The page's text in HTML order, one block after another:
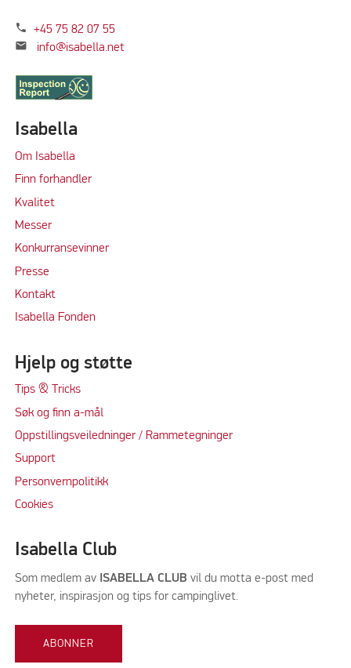
phone +45 75 82 07 55
mail info@isabella.net
Isabella
Om Isabella
Finn forhandler
Kvalitet
Messer
Konkurransevinner
Presse
Kontakt
Isabella Fonden
Hjelp og støtte
Tips & Tricks
Søk og finn a-mål
Oppstillingsveiledninger / Rammetegninger
Support
Personvernpolitikk
Cookies
Isabella Club
Som medlem avISABELLA CLUB vil du motta e-post med
nyheter, inspirasjon og tips for campinglivet.
ABONNER